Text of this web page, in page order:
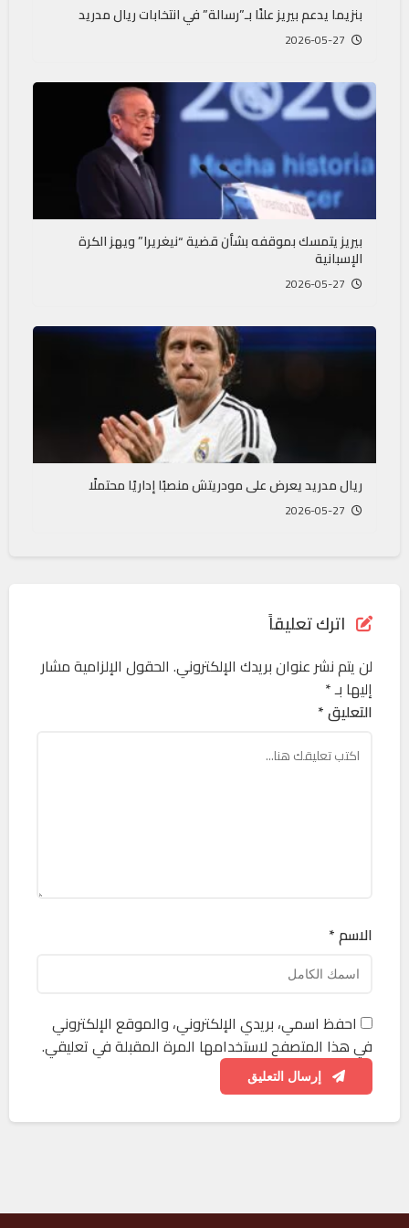
بنزيما يدعم بيريز علنًا بـ”رسالة” في انتخابات ريال مدريد
بيريز يتمسك بموقفه بشأن قضية “نيغريرا” ويهز الكرة
الإسبانية
ريال مدريد يعرض على مودريتش منصبًا إداريًا محتملًا
اترك تعليقاً
لن يتم نشر عنوان بريدك الإلكتروني. الحقول الإلزامية مشار
إليها بـ*
التعليق *
الاسم *
احفظ اسمي، بريدي الإلكتروني، والموقع الإلكتروني
في هذا المتصفح لاستخدامها المرة المقبلة في تعليقي.